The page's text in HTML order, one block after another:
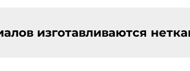
изготавливаются